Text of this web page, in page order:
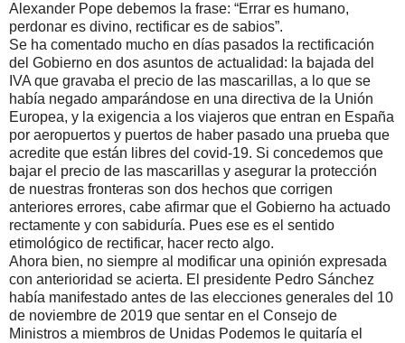
Alexander Pope debemos la frase: “Errar es humano,
perdonar es divino, rectificar es de sabios”.
Se ha comentado mucho en días pasados la rectificación
del Gobierno en dos asuntos de actualidad: la bajada del
IVA que gravaba el precio de las mascarillas, a lo que se
había negado amparándose en una directiva de la Unión
Europea, y la exigencia a los viajeros que entran en España
por aeropuertos y puertos de haber pasado una prueba que
acredite que están libres del covid-19. Si concedemos que
bajar el precio de las mascarillas y asegurar la protección
de nuestras fronteras son dos hechos que corrigen
anteriores errores, cabe afirmar que el Gobierno ha actuado
rectamente y con sabiduría. Pues ese es el sentido
etimológico de rectificar, hacer recto algo.
Ahora bien, no siempre al modificar una opinión expresada
con anterioridad se acierta. El presidente Pedro Sánchez
había manifestado antes de las elecciones generales del 10
de noviembre de 2019 que sentar en el Consejo de
Ministros a miembros de Unidas Podemos le quitaría el